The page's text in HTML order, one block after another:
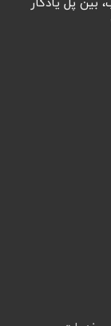
بین پل یادگار